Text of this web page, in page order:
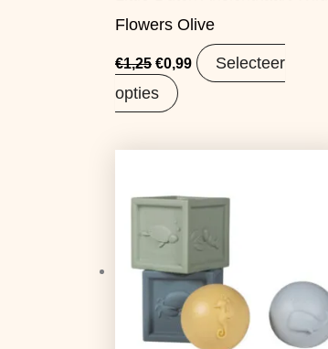
Flowers Olive
€1,25 €0,99
Selecteer
opties
was:
is: